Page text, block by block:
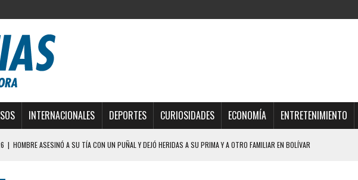
INTERNACIONALES DEPORTES CURIOSIDADES ECONOMÍA ENTRETENIMIENTO
| YARACUY: ASESINARON DOS HOMBRES EL MISMO DÍA EN SECTORES VECINOS